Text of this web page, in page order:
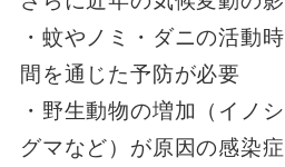
・蚊やノミ・ダニの活動
間を通じた予防が必要
・野生動物の増加（イノ
グマなど）が原因の感染